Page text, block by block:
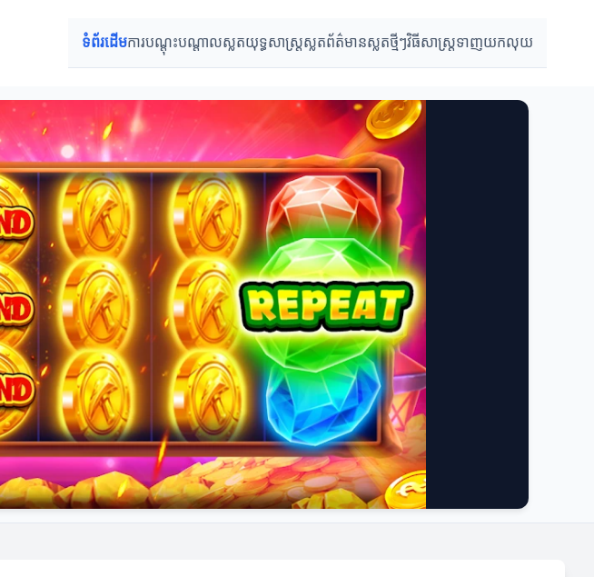
ទំព័រដើមការបណ្តុះបណ្តាលស្លតយុទ្ធសាស្ត្រស្លតព័ត៌មានស្លតថ្មីៗវិធីសាស្ត្រទាញយកលុយ